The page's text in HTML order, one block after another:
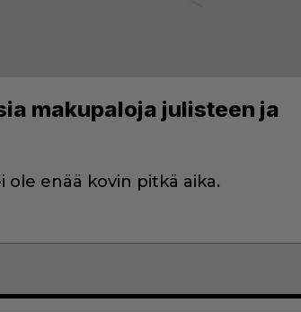
makupaloja julisteen ja
enää kovin pitkä aika.